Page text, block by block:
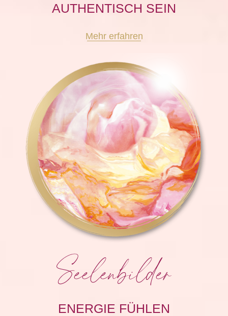
AUTHENTISCH SEIN
Mehr erfahren
Seelenbilder
ENERGIE FÜHLEN